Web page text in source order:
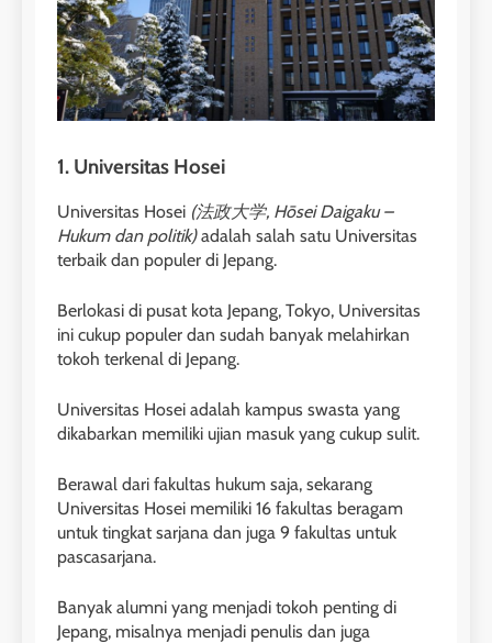
1. Universitas Hosei
Universitas Hosei (法政大学, Hōsei Daigaku –
Hukum dan politik)adalah salah satu Universitas
terbaik dan populer di Jepang.
Berlokasi di pusat kota Jepang, Tokyo, Universitas
ini cukup populer dan sudah banyak melahirkan
tokoh terkenal di Jepang.
Universitas Hosei adalah kampus swasta yang
dikabarkan memiliki ujian masuk yang cukup sulit.
Berawal dari fakultas hukum saja, sekarang
Universitas Hosei memiliki 16 fakultas beragam
untuk tingkat sarjana dan juga 9 fakultas untuk
pascasarjana.
Banyak alumni yang menjadi tokoh penting di
Jepang, misalnya menjadi penulis dan juga